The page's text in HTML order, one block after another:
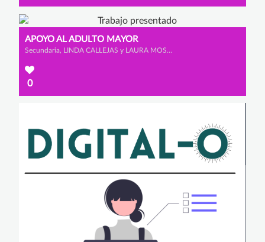
APOYO AL ADULTO MAYOR
Secundaria, LINDA CALLEJAS y LAURA MOSQUERA
0